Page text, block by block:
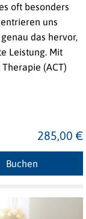
oft besonders
uns
das hervor,
Leistung. Mit
(ACT)
285,00 €
Buchen